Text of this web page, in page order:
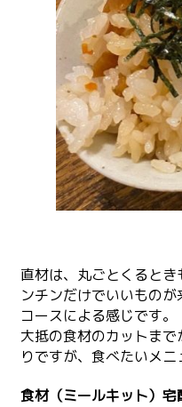
直材は、丸ごとくると
ンチンだけでいいもの
コースによる感じです。
大抵の食材のカットま
りですが、食べたいメニ
食材（ミールキット）